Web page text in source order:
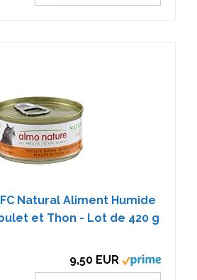
Natural Aliment Humide
et Thon - Lot de 420 g
9,50 EUR